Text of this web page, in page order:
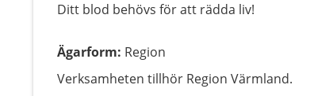
Ditt blod behövs för att rädda liv!
Ägarform: Region
Verksamheten tillhör Region Värmland.